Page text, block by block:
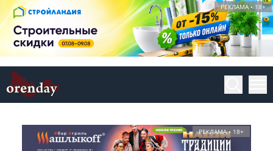
РЕКЛАМА • 18+
РЕКЛАМА • 18+